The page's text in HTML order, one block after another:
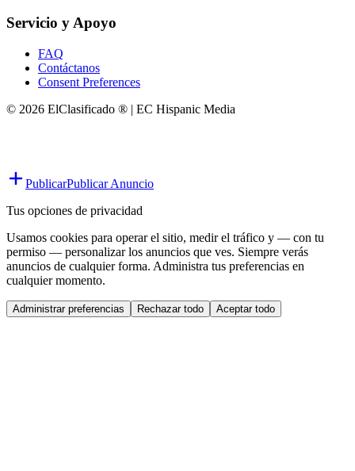
Servicio y Apoyo
FAQ
Contáctanos
Consent Preferences
© 2026 ElClasificado ® | EC Hispanic Media
PublicarPublicar Anuncio
Tus opciones de privacidad
Usamos cookies para operar el sitio, medir el tráfico y — con tu
permiso — personalizar los anuncios que ves. Siempre verás
anuncios de cualquier forma. Administra tus preferencias en
cualquier momento.
Administrar preferencias Rechazar todo Aceptar todo